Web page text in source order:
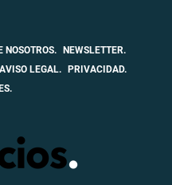
NOSOTROS. NEWSLETTER.
AVISO LEGAL. PRIVACIDAD.